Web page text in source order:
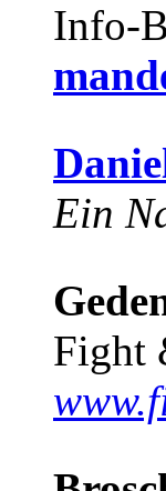
Info-
Ein
Fight